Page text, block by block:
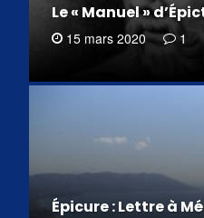
Le « Manuel »
15 mars 2020 1
Épicure : Lettre à